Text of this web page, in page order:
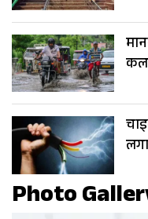
कल
Photo